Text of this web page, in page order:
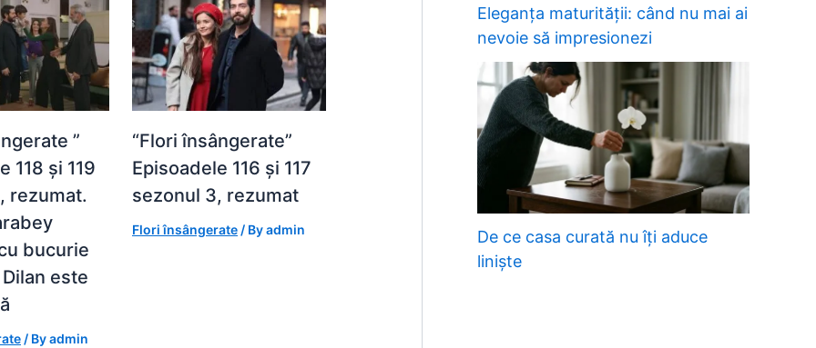
”
118 și 119
rezumat.
bucurie
este
/ Byadmin
“Flori însângerate”
Episoadele 116 și 117
sezonul 3, rezumat
Flori însângerate / Byadmin
Eleganța maturității: când nu mai ai
nevoie să impresionezi
De ce casa curată nu îți aduce
liniște